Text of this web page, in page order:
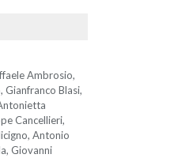
Ambrosio,
Gianfranco Blasi,
Cancellieri,
Antonio
Giovanni